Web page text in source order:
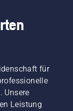
für
Unsere
Leistung